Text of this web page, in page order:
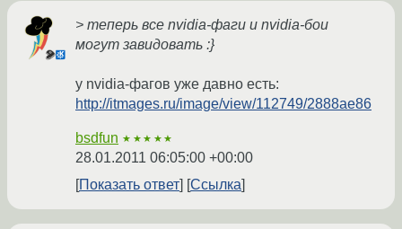
> теперь все nvidia-фаги и nvidia-бои
могут завидовать :}
у nvidia-фагов уже давно есть:
http://itmages.ru/image/view/112749/2888ae86
bsdfun ★★★★★
28.01.2011 06:05:00 +00:00
Показать ответ
Ссылка